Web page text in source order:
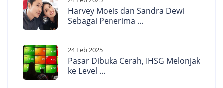
Harvey Moeis dan Sandra Dewi
Sebagai Penerima ...
24 Feb 2025
Pasar Dibuka Cerah, IHSG Melonjak
ke Level ...